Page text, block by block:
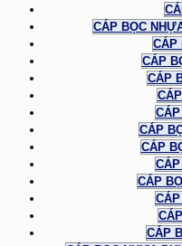
CÁP BỌC
CÁP
CÁP
CÁP
CÁP
CÁP
CÁP
CÁP